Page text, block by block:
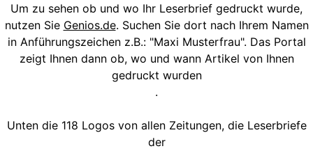
Um zu sehen ob und wo Ihr Leserbrief gedruckt wurde,
nutzen Sie Genios.de. Suchen Sie dort nach Ihrem Namen
in Anführungszeichen z.B.: "Maxi Musterfrau". Das Portal
zeigt Ihnen dann ob, wo und wann Artikel von Ihnen
gedruckt wurden
.
Unten die 118 Logos von allen Zeitungen, die Leserbriefe
der